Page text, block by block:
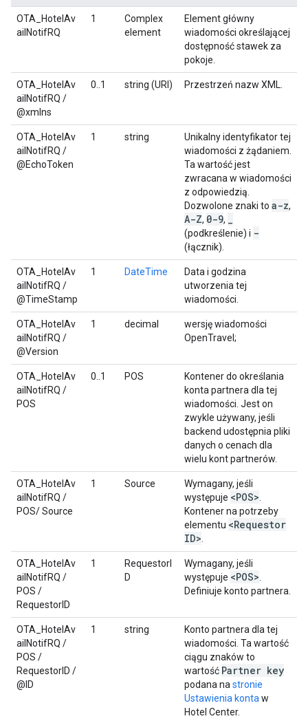
OTA_HotelAv
ailNotifRQ
1
Complex
element
Element główny
wiadomości określającej
dostępność stawek za
pokoje.
OTA_HotelAv
ailNotifRQ /
@xmlns
0..1 string (URI) Przestrzeń nazw XML.
OTA_HotelAv
ailNotifRQ /
@EchoToken
1 string
Unikalny identyfikator tej
wiadomości z żądaniem.
Ta wartość jest
zwracana w wiadomości
z odpowiedzią.
Dozwolone znaki to a-z,
A-Z, 0-9,
(podkreślenie) i -
(łącznik).
OTA_HotelAv
ailNotifRQ /
@TimeStamp
1 DateTime
Data i godzina
utworzenia tej
wiadomości.
OTA_HotelAv
ailNotifRQ /
@Version
1 decimal
wersję wiadomości
OpenTravel;
OTA_HotelAv
ailNotifRQ /
POS
0..1 POS
Kontener do określania
konta partnera dla tej
wiadomości. Jest on
zwykle używany, jeśli
backend udostępnia pliki
danych o cenach dla
wielu kont partnerów.
OTA_HotelAv
ailNotifRQ /
POS/ Source
1 Source
Wymagany, jeśli
występuje <POS>
Kontener na potrzeby
elementu <Requestor
ID>
OTA_HotelAv
ailNotifRQ /
POS /
RequestorID
1
RequestorI
D
Wymagany, jeśli
występuje <POS>
Definiuje konto partnera.
OTA_HotelAv
ailNotifRQ /
POS /
RequestorID /
@ID
1 string
Konto partnera dla tej
wiadomości. Ta wartość
ciągu znaków to
wartość Partner key
podana na stronie
Ustawienia konta w
Hotel Center.